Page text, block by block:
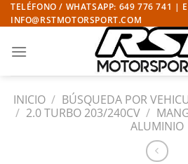
Saltar
al
TELÉFONO / WHATSAPP: 649 776 741 |
INFO@RSTMOTORSPORT.COM
INICIO / BÚSQUEDA POR
/ 2.0 TURBO 203/240CV /
ALUMINIO